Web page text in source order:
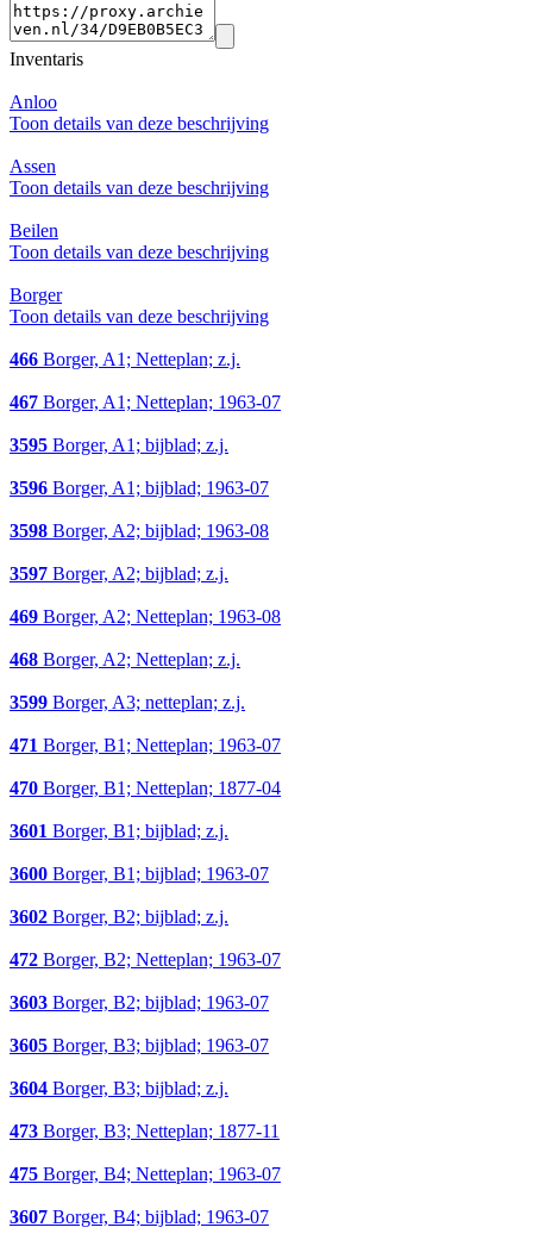
Inventaris
Anloo
Toon details van deze beschrijving
Assen
Toon details van deze beschrijving
Beilen
Toon details van deze beschrijving
Borger
Toon details van deze beschrijving
466 Borger, A1; Netteplan; z.j.
467 Borger, A1; Netteplan; 1963-07
3595 Borger, A1; bijblad; z.j.
3596 Borger, A1; bijblad; 1963-07
3598 Borger, A2; bijblad; 1963-08
3597 Borger, A2; bijblad; z.j.
469 Borger, A2; Netteplan; 1963-08
468 Borger, A2; Netteplan; z.j.
3599 Borger, A3; netteplan; z.j.
471 Borger, B1; Netteplan; 1963-07
470 Borger, B1; Netteplan; 1877-04
3601 Borger, B1; bijblad; z.j.
3600 Borger, B1; bijblad; 1963-07
3602 Borger, B2; bijblad; z.j.
472 Borger, B2; Netteplan; 1963-07
3603 Borger, B2; bijblad; 1963-07
3605 Borger, B3; bijblad; 1963-07
3604 Borger, B3; bijblad; z.j.
473 Borger, B3; Netteplan; 1877-11
475 Borger, B4; Netteplan; 1963-07
3607 Borger, B4; bijblad; 1963-07